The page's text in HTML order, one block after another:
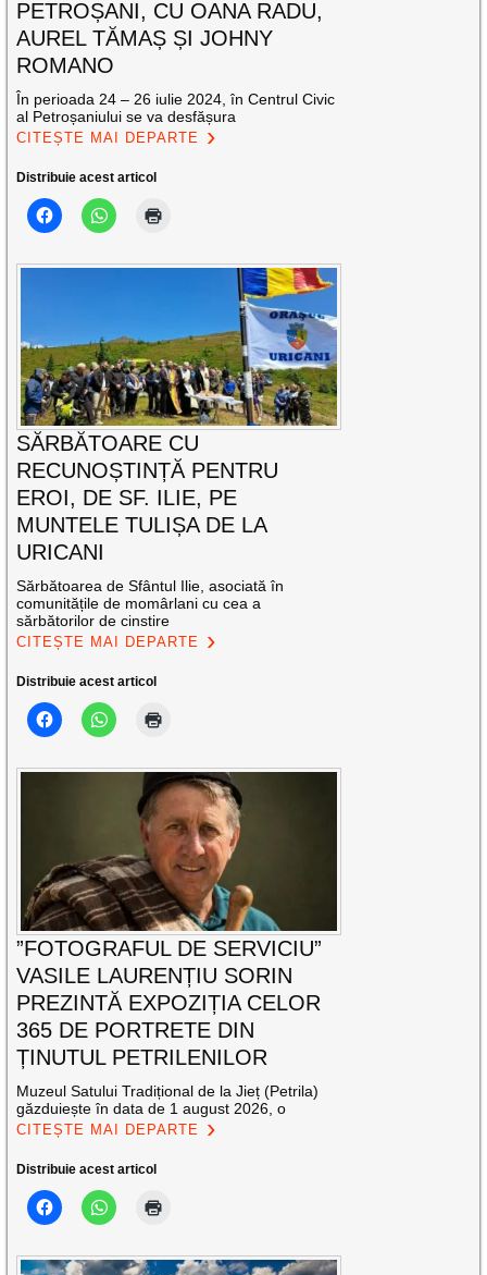
PETROȘANI, CU OANA RADU,
AUREL TĂMAȘ ȘI JOHNY
ROMANO
În perioada 24 – 26 iulie 2024, în Centrul Civic
al Petroșaniului se va desfășura
CITEȘTE MAI DEPARTE
Distribuie acest articol
SĂRBĂTOARE CU
RECUNOȘTINȚĂ PENTRU
EROI, DE SF. ILIE, PE
MUNTELE TULIȘA DE LA
URICANI
Sărbătoarea de Sfântul Ilie, asociată în
comunitățile de momârlani cu cea a
sărbătorilor de cinstire
CITEȘTE MAI DEPARTE
Distribuie acest articol
”FOTOGRAFUL DE SERVICIU”
VASILE LAURENȚIU SORIN
PREZINTĂ EXPOZIȚIA CELOR
365 DE PORTRETE DIN
ȚINUTUL PETRILENILOR
Muzeul Satului Tradițional de la Jieț (Petrila)
găzduiește în data de 1 august 2026, o
CITEȘTE MAI DEPARTE
Distribuie acest articol